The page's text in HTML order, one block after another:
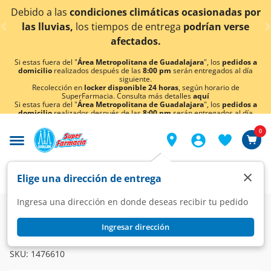
< div class="carousel-inner">
Debido a las condiciones climáticas ocasionadas por
las lluvias, los tiempos de entrega podrían verse
afectados.
Si estas fuera del "Área Metropolitana de Guadalajara", los pedidos a
domicilio realizados después de las8:00 pm serán entregados al día
siguiente.
Recolección en locker disponible 24 horas, según horario de
SuperFarmacia. Consulta más detallesaquí
Si estas fuera del "Área Metropolitana de Guadalajara", los pedidos a
domiciliorealizados después de las8:00 pmserán entregados al día
Recolección en
SuperFarmacia. Consulta más detallesaquí
Elige una dirección de entrega
Ingresa una dirección en donde deseas recibir tu pedido
Ingresar dirección
×
0
Super Hogar Artículos de Temporada Verano
Juego Naipes FIFA World Cup 26, 1 pz.
SKU: 1476610